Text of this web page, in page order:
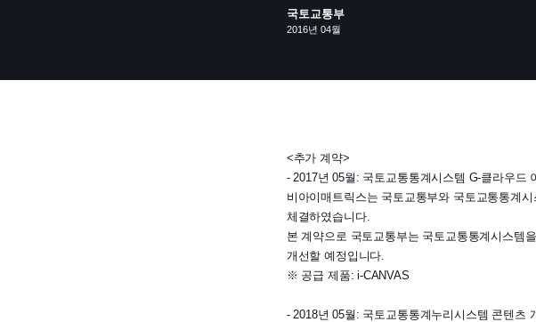
국토교통부
2016년 04월
<추가 계약>
- 2017년 05월: 국토교통통계시스템 G-클라우드
비아이매트릭스는 국토교통부와 국토교통통계
체결하였습니다.
본 계약으로 국토교통부는 국토교통통계시스템
개선할 예정입니다.
※ 공급 제품: i-CANVAS
- 2018년 05월: 국토교통통계누리시스템 콘텐츠